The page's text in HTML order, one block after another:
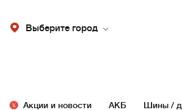
Выберите город
Акции и новости АКБ
Шины /